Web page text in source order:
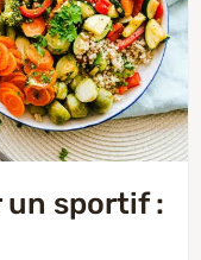
un sportif :